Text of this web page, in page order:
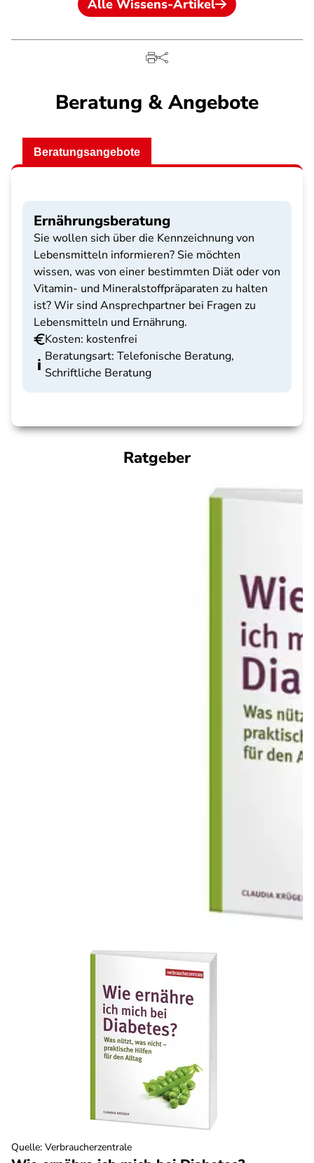
Alle Wissens-Artikel
Beratung & Angebote
Beratungsangebote
Ernährungsberatung
Sie wollen sich über die Kennzeichnung von
Lebensmitteln informieren? Sie möchten
wissen, was von einer bestimmten Diät oder von
Vitamin- und Mineralstoffpräparaten zu halten
ist? Wir sind Ansprechpartner bei Fragen zu
Lebensmitteln und Ernährung.
Kosten: kostenfrei
Beratungsart: Telefonische Beratung,
Schriftliche Beratung
Ratgeber
Quelle: Verbraucherzentrale